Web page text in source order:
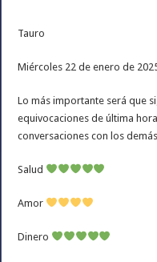
Tauro
Miércoles 22 de enero de
Lo más importante será que
equivocaciones de última
conversaciones con los
Salud
Amor
Dinero